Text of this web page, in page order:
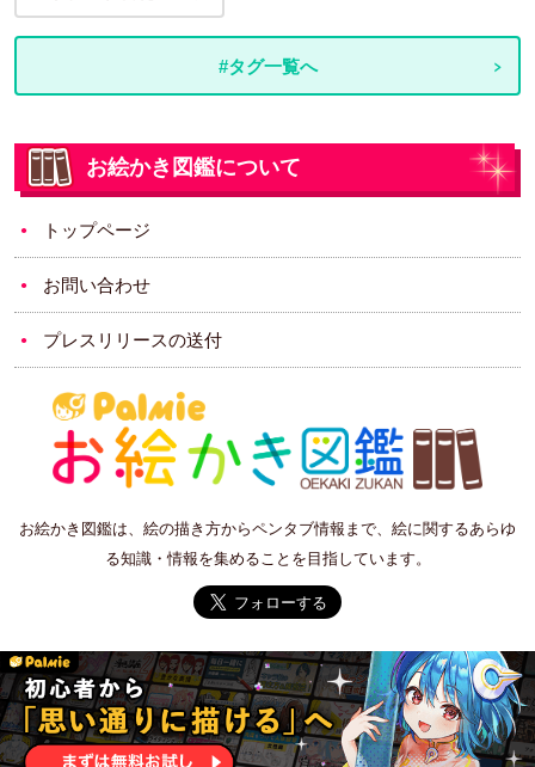
#タグ一覧へ
お絵かき図鑑について
トップページ
お問い合わせ
プレスリリースの送付
お絵かき図鑑は、絵の描き方からペンタブ情報まで、絵に関するあらゆ
る知識・情報を集めることを目指しています。